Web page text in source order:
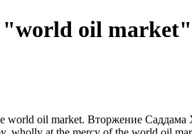
"world oil
world oil market. Вторжение Саддама